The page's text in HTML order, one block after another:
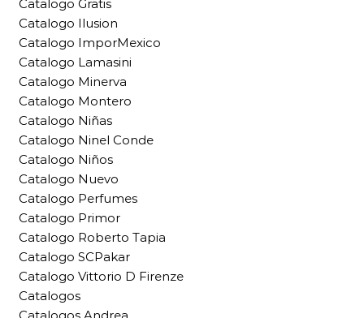
Catalogo Gratis
Catalogo Ilusion
Catalogo ImporMexico
Catalogo Lamasini
Catalogo Minerva
Catalogo Montero
Catalogo Niñas
Catalogo Ninel Conde
Catalogo Niños
Catalogo Nuevo
Catalogo Perfumes
Catalogo Primor
Catalogo Roberto Tapia
Catalogo SCPakar
Catalogo Vittorio D Firenze
Catalogos